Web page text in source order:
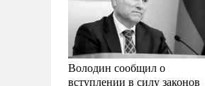
Володин сообщил о
вступлении в силу законов